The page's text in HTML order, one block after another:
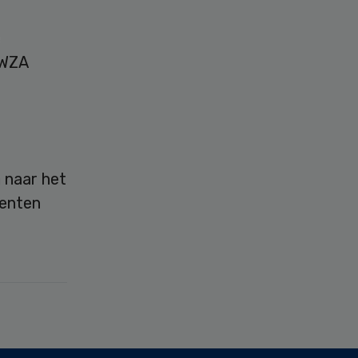
naar het